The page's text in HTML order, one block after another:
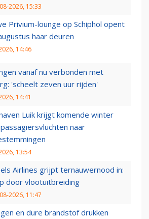
2026, 15:33
Privium-lounge op Schiphol opent
haar deuren
14:46
vanaf nu verbonden met
'scheelt zeven uur rijden'
14:41
Luik krijgt komende winter
naar
13:54
Airlines grijpt ternauwernood in:
door vlootuitbreiding
2026, 11:47
en dure brandstof drukken